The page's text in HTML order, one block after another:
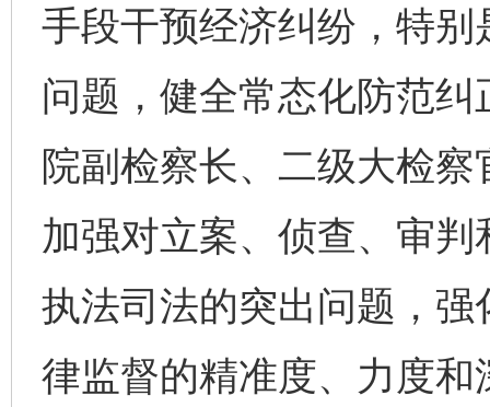
手段干预经济纠纷，特
问题，健全常态化防范
院副检察长、二级大检
加强对立案、侦查、审
执法司法的突出问题，
律监督的精准度、力度